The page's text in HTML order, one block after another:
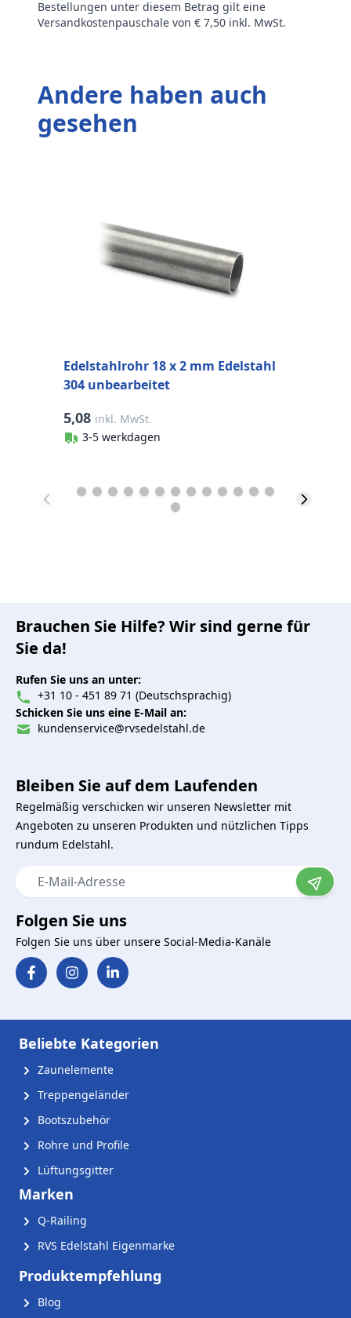
Bestellungen unter diesem Betrag gilt eine
Versandkostenpauschale von € 7,50 inkl. MwSt.
Andere haben auch
gesehen
Edelstahlrohr 18 x 2 mm Edelstahl
304 unbearbeitet
5,08 inkl. MwSt.
3-5 werkdagen
Brauchen Sie Hilfe? Wir sind gerne für
Sie da!
Rufen Sie uns an unter:
+31 10 - 451 89 71 (Deutschsprachig)
Schicken Sie uns eine E-Mail an:
kundenservice@rvsedelstahl.de
Bleiben Sie auf dem Laufenden
Regelmäßig verschicken wir unseren Newsletter mit
Angeboten zu unseren Produkten und nützlichen Tipps
rundum Edelstahl.
E-Mail-Adresse
Folgen Sie uns
Folgen Sie uns über unsere Social-Media-Kanäle
Beliebte Kategorien
Zaunelemente
Treppengeländer
Bootszubehör
Rohre und Profile
Lüftungsgitter
Marken
Q-Railing
RVS Edelstahl Eigenmarke
Produktempfehlung
Blog